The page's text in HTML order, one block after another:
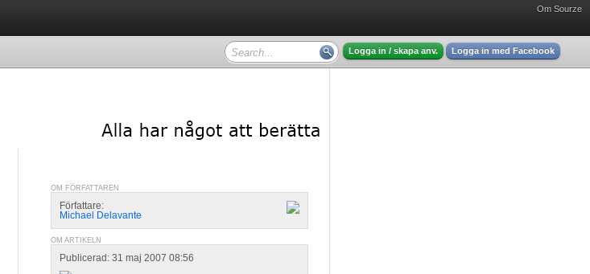
Om Sourze
Logga in / skapa anv. Logga in med Facebook
OM FÖRFATTAREN
Författare:
Michael Delavante
OM ARTIKELN
Publicerad: 31 maj 2007 08:56